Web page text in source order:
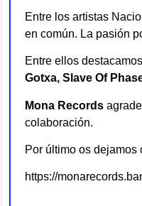
Entre los artistas
en común. La pasión
Entre ellos
Gotxa, Slave Of
Mona Records
colaboración.
Por último os
https://